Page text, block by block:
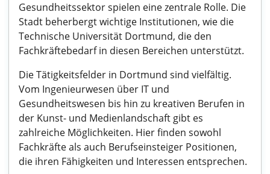
Gesundheitssektor spielen eine zentrale Rolle. Die
Stadt beherbergt wichtige Institutionen, wie die
Technische Universität Dortmund, die den
Fachkräftebedarf in diesen Bereichen unterstützt.
Die Tätigkeitsfelder in Dortmund sind vielfältig.
Vom Ingenieurwesen über IT und
Gesundheitswesen bis hin zu kreativen Berufen in
der Kunst- und Medienlandschaft gibt es
zahlreiche Möglichkeiten. Hier finden sowohl
Fachkräfte als auch Berufseinsteiger Positionen,
die ihren Fähigkeiten und Interessen entsprechen.